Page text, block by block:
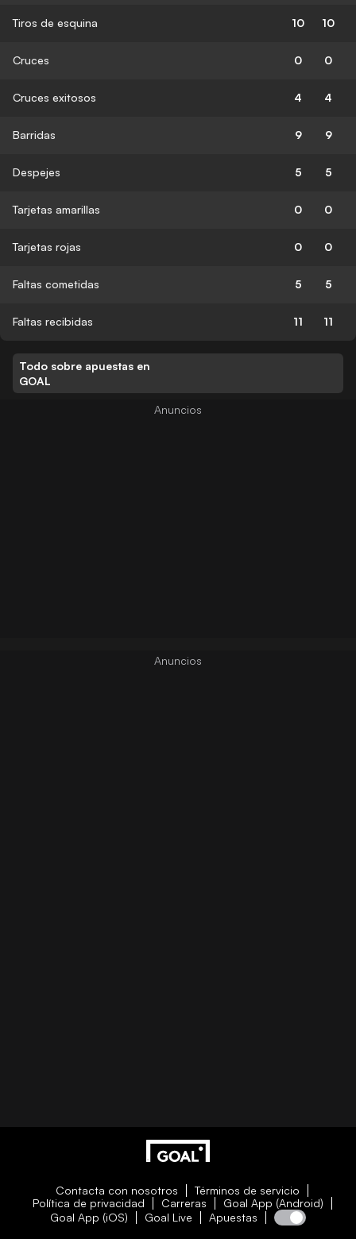
Tiros de esquina 10 10
Cruces 0 0
Cruces exitosos 4 4
Barridas 9 9
Despejes 5 5
Tarjetas amarillas 0 0
Tarjetas rojas 0 0
Faltas cometidas 5 5
Faltas recibidas 11 11
Todo sobre apuestas en
GOAL
Contacta con nosotros
Términos de servicio
Política de privacidad
Carreras
Goal App (Android)
Goal App (iOS)
Goal Live Apuestas